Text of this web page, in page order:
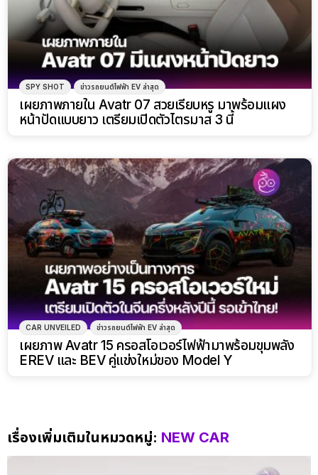
SPY SHOT ข่าวรถยนต์ไฟฟ้า EV ล่าสุด
เผยภาพภายใน Avatr 07 สวยเรียบหรู มาพร้อมแผง
หน้าปัดแบบยาว เตรียมเปิดตัวไตรมาส 3 นี้
CAR UNVEILED ข่าวรถยนต์ไฟฟ้า EV ล่าสุด
เผยภาพ Avatr 15 ครอสโอเวอร์ไฟฟ้ามาพร้อมขุมพลัง
EREV และ BEV คู่แข่งใหม่ของ Model Y
เรื่องเพิ่มเติมในหมวดหมู่: NEW CAR